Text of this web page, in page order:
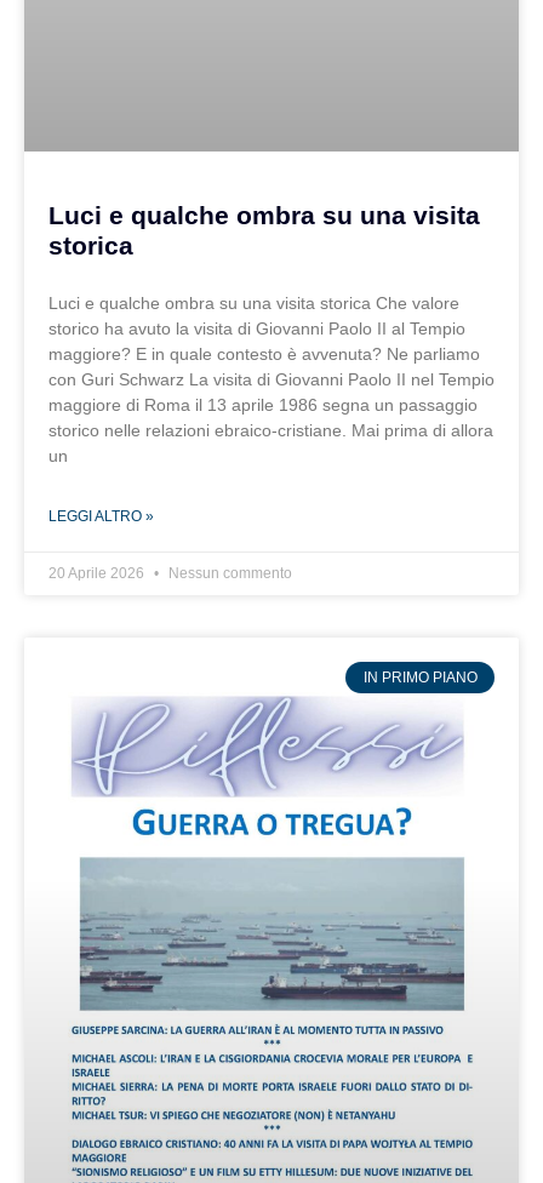
Luci e qualche ombra su una visita
storica
Luci e qualche ombra su una visita storica Che valore
storico ha avuto la visita di Giovanni Paolo II al Tempio
maggiore? E in quale contesto è avvenuta? Ne parliamo
con Guri Schwarz La visita di Giovanni Paolo II nel Tempio
maggiore di Roma il 13 aprile 1986 segna un passaggio
storico nelle relazioni ebraico-cristiane. Mai prima di allora
un
LEGGI ALTRO »
20 Aprile 2026 Nessun commento
IN PRIMO PIANO